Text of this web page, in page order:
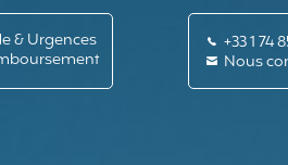
& Urgences
+33 1 74
Nous